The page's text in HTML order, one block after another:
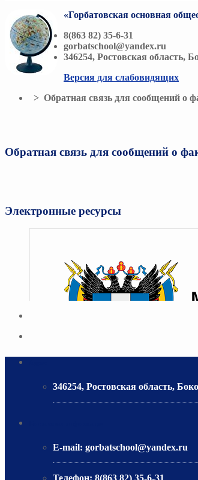
«Горбатовская основная
8(863 82) 35-6-31
gorbatschool@yandex.ru
346254, Ростовская область,
Версия для слабовидящих
> Обратная связь для сообщений о
Обратная связь для сообщений о
Электронные ресурсы
346254, Ростовская область,
E-mail: gorbatschool@yandex.ru